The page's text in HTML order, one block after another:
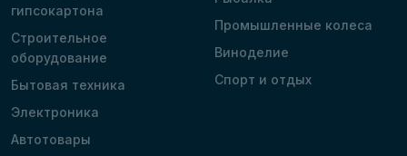
гипсокартона
Строительное
оборудование
Бытовая техника
Электроника
Автотовары
Промышленные колеса
Виноделие
Спорт и отдых